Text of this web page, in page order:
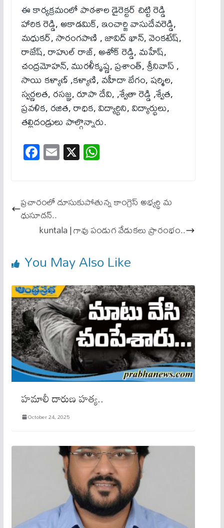
ఈ కార్యక్రమంలో పాఠశాల డైరెక్టర్ చిట్టి రెడ్డి
హారిక రెడ్డి, అకాడమిక్, ఇంచార్జి వాసుదేవరెడ్డి,
మధుకర్, సారంగపాణి , జావిద్ ఖాన్, వెంకటేష్,
రాజేష్, రాహుల్ రాజ్, అశోక్ రెడ్డి, మహేష్,
చంద్రమోహన్, మురళీకృష్ణ, ప్రశాంత్, శ్రీనివాస్ ,
సాయి కళ్యాణ్ ,కళ్యాణి, వహీదా బేగం, షర్మిల,
స్వర్ణలత, రసజ్ఞ, రూపా దేవి, ,శ్వేతా రెడ్డి ,శ్వేత,
ప్రవళిక, రజిత, రాధిక, విద్యార్థిని, విద్యార్థులు,
తల్లిదండ్రులు పాల్గొన్నారు.
Fa
ce
ok
E
m
X W
ha
A
pp
ప్రచారంలో దూసుకుపోతున్న కాంగ్రెస్ అభ్యర్థి మ
ధుసూదన్..
kuntala | గావు పండుగ వేడుకలు ప్రారంభం..
You May Also Like
హమాలీ దారుణ హత్య..
October 24, 2025